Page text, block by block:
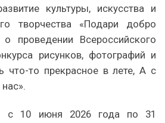
культуры, искусства и
творчества «Подари добро
проведении Всероссийского
рисунков, фотографий и
что-то прекрасное в лете, А с
с 10 июня 2026 года по 31